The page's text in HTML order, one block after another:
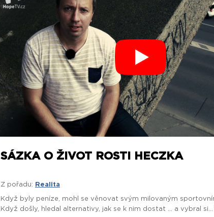
SÁZKA O ŽIVOT ROSTI HECZKA
Z pořadu: Realita
Když byly peníze, mohl se věnovat svým milovaným
Když došly, hledal alternativy, jak se k nim dostat ... a vybral si...